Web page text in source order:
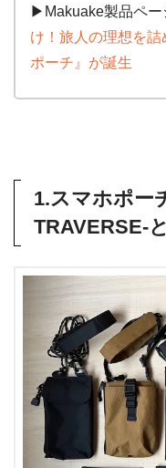
▶︎Makuake製品ペー
け！旅人の理想を
ポーチ』が誕生
1.スマホポー
TRAVERSE-